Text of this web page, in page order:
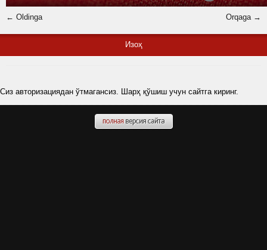
← Oldinga Orqaga →
Изоҳ
Сиз авторизациядан ўтмагансиз. Шарҳ қўшиш учун сайтга киринг.